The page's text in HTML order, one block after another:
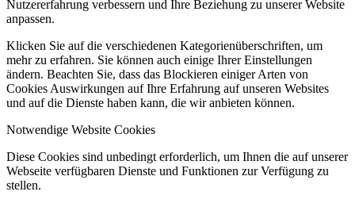
Nutzererfahrung verbessern und Ihre Beziehung zu unserer Website
anpassen.
Klicken Sie auf die verschiedenen Kategorienüberschriften, um
mehr zu erfahren. Sie können auch einige Ihrer Einstellungen
ändern. Beachten Sie, dass das Blockieren einiger Arten von
Cookies Auswirkungen auf Ihre Erfahrung auf unseren Websites
und auf die Dienste haben kann, die wir anbieten können.
Notwendige Website Cookies
Diese Cookies sind unbedingt erforderlich, um Ihnen die auf unserer
Webseite verfügbaren Dienste und Funktionen zur Verfügung zu
stellen.